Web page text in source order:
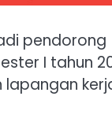
pendorong
I tahun